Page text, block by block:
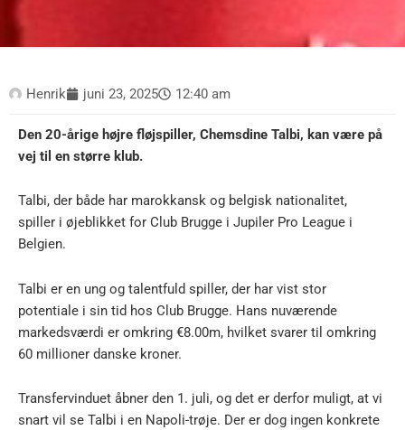
Henrik juni 23, 2025 12:40 am
Den 20-årige højre fløjspiller, Chemsdine Talbi, kan være på
vej til en større klub.
Talbi, der både har marokkansk og belgisk nationalitet,
spiller i øjeblikket for Club Brugge i Jupiler Pro League i
Belgien.
Talbi er en ung og talentfuld spiller, der har vist stor
potentiale i sin tid hos Club Brugge. Hans nuværende
markedsværdi er omkring €8.00m, hvilket svarer til omkring
60 millioner danske kroner.
Transfervinduet åbner den 1. juli, og det er derfor muligt, at vi
snart vil se Talbi i en Napoli-trøje. Der er dog ingen konkrete